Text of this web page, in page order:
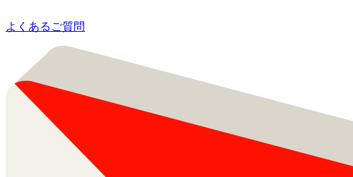
よくあるご質問